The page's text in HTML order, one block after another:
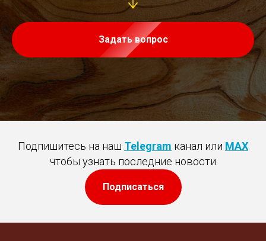
Задать вопрос
Подпишитесь на наш Telegram канал или MAX
чтобы узнать последние новости
Подписаться